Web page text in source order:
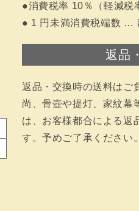
●消費税率 10％（軽減税
● 1 円未満消費税端数 …
返品
返品・交換時の送料はご
尚、骨壺や提灯、家紋幕
は、お客様都合による返
す。予めご了承ください。